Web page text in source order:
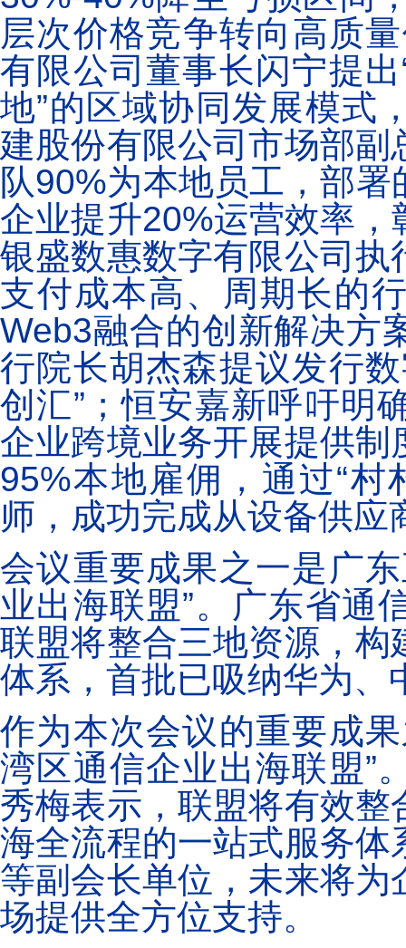
层次价格竞争转向高质
有限公司董事长闪宁提
地”的区域协同发展模式
建股份有限公司市场部
队90%为本地员工，部
企业提升20%运营效率
银盛数惠数字有限公司
支付成本高、周期长的
Web3融合的创新解决方
行院长胡杰森提议发行
创汇”；恒安嘉新呼吁明
企业跨境业务开展提供
95%本地雇佣，通过“村
师，成功完成从设备供
会议重要成果之一是广
业出海联盟”。广东省通
联盟将整合三地资源，
体系，首批已吸纳华为、
作为本次会议的重要成
湾区通信企业出海联盟”
秀梅表示，联盟将有效
海全流程的一站式服务
等副会长单位，未来将
场提供全方位支持。